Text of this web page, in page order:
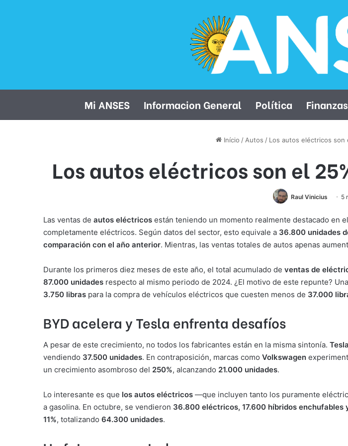
Mi ANSES Informacion General Política Finanzas
Início / Autos / Los autos eléctricos son
Los autos eléctricos son el
Raul Vinicius 5
Las ventas de autos eléctricos están teniendo un momento realmente destacado en
completamente eléctricos. Según datos del sector, esto equivale a 36.800 unidades
comparación con el año anterior. Mientras, las ventas totales de autos apenas
Durante los primeros diez meses de este año, el total acumulado de ventas de
87.000 unidades respecto al mismo periodo de 2024. ¿El motivo de este repunte?
3.750 libras para la compra de vehículos eléctricos que cuesten menos de 37.000
BYD acelera y Tesla enfrenta desafíos
A pesar de este crecimiento, no todos los fabricantes están en la misma sintonía. Tesla
vendiendo 37.500 unidades. En contraposición, marcas como Volkswagen
un crecimiento asombroso del 250%, alcanzando 21.000 unidades.
Lo interesante es que los autos eléctricos —que incluyen tanto los puramente
a gasolina. En octubre, se vendieron 36.800 eléctricos, 17.600 híbridos enchufables
11%, totalizando 64.300 unidades.